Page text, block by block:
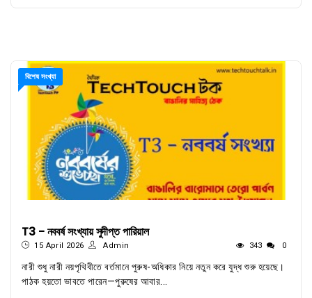
বিশেষ সংখ্যা
T3 - নববর্ষ সংখ্যায় সুদীপ্ত পারিয়াল
15 April 2026 Admin 343 0
নারী শুধু নারী নয়পৃথিবীতে বর্তমানে পুরুষ-অধিকার নিয়ে নতুন করে যুদ্ধ শুরু হয়েছে।
পাঠক হয়তো ভাবতে পারেন—পুরুষের আবার...